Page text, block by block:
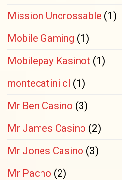
Mission Uncrossable (1)
Mobile Gaming (1)
Mobilepay Kasinot (1)
montecatini.cl (1)
Mr Ben Casino (3)
Mr James Casino (2)
Mr Jones Casino (3)
Mr Pacho (2)